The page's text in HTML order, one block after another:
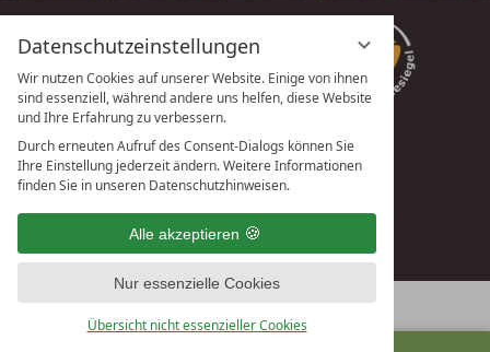
Datenschutzeinstellungen
Wir nutzen Cookies auf unserer Website. Einige von ihnen
sind essenziell, während andere uns helfen, diese Website
und Ihre Erfahrung zu verbessern.
Durch erneuten Aufruf des Consent-Dialogs können Sie
Ihre Einstellung jederzeit ändern. Weitere Informationen
finden Sie in unseren Datenschutzhinweisen.
Alle akzeptieren
Nur essenzielle Cookies
Übersicht nicht essenzieller Cookies
vioma GmbH